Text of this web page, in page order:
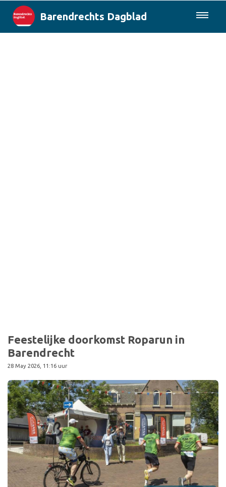
Barendrechts Dagblad
Feestelijke doorkomst Roparun in
Barendrecht
28 May 2026, 11:16 uur